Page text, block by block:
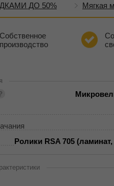
ДО 50% Мягкая
Собственное
производство
Ролики RSA 705